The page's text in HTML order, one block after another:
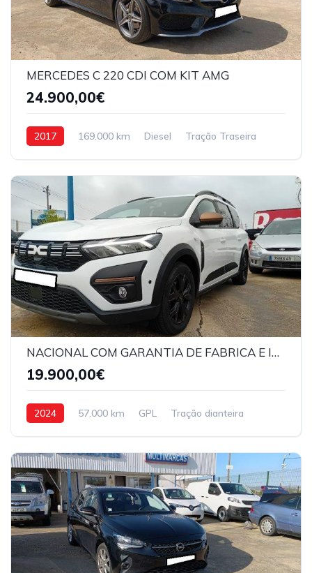
MERCEDES C 220 CDI COM KIT AMG
24.900,00€
2017 169.000 km Diesel Tração Traseira
NACIONAL COM GARANTIA DE FABRICA E IVA DEDUTIVEL
19.900,00€
2024 57.000 km GPL Tração dianteira